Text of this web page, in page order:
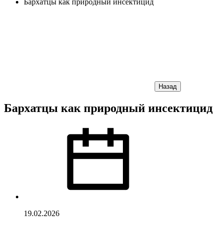
Бархатцы как природный инсектицид
Назад
Бархатцы как природный инсектицид
19.02.2026